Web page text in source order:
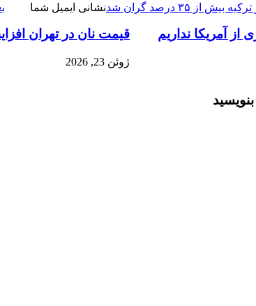
آمریکا نداریم قیمت نان در تهران
ژوئن 23, 2026
نشانی ایمیل شما